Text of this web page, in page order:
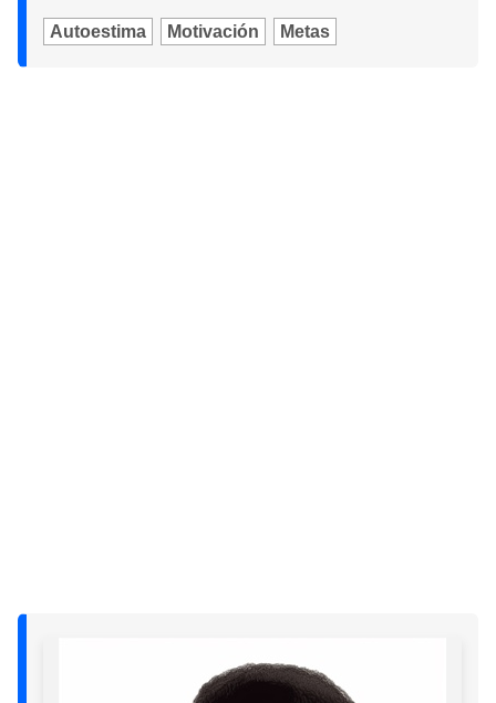
Autoestima Motivación Metas